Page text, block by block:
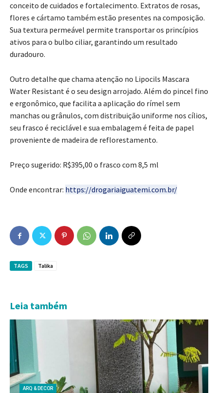
conceito de cuidados e fortalecimento. Extratos de rosas,
flores e cártamo também estão presentes na composição.
Sua textura permeável permite transportar os princípios
ativos para o bulbo ciliar, garantindo um resultado
duradouro.
Outro detalhe que chama atenção no Lipocils Mascara
Water Resistant é o seu design arrojado. Além do pincel fino
e ergonômico, que facilita a aplicação do rímel sem
manchas ou grânulos, com distribuição uniforme nos cílios,
seu frasco é reciclável e sua embalagem é feita de papel
proveniente de madeira de reflorestamento.
Preço sugerido: R$395,00 o frasco com 8,5 ml
Onde encontrar: https://drogariaiguatemi.com.br/
TAGS Talika
Leia também
ARQ & DECOR